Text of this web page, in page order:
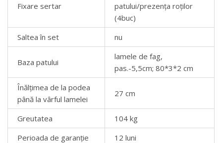
Fixare sertar
patului/prezența roților
(4buc)
Saltea în set
nu
Baza patului
lamele de fag,
pas.-5,5cm; 80*3*2 cm
Înălțimea de la podea
până la vârful lamelei
27 cm
Greutatea
104 kg
Perioada de garanție
12 luni